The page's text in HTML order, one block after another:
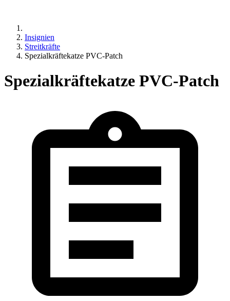
Insignien
Streitkräfte
Spezialkräftekatze PVC-Patch
Spezialkräftekatze PVC-Patch